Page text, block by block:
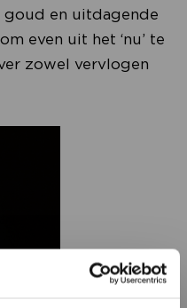
goud en uitdagende
even uit het ‘nu’ te
zowel vervlogen